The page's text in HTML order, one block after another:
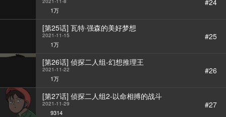
1万
#24
[第25话] 瓦特·强森的美好梦想
2021-11-15
1万
#25
[第26话] 侦探二人组-幻想推理王
2021-11-22
1万
#26
[第27话] 侦探二人组2-以命相搏的战斗
2021-11-29
9314
#27